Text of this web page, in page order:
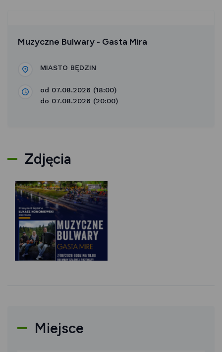
Muzyczne Bulwary - Gasta Mira
MIASTO BĘDZIN
od 07.08.2026 (18:00)
do 07.08.2026 (20:00)
Zdjęcia
Miejsce